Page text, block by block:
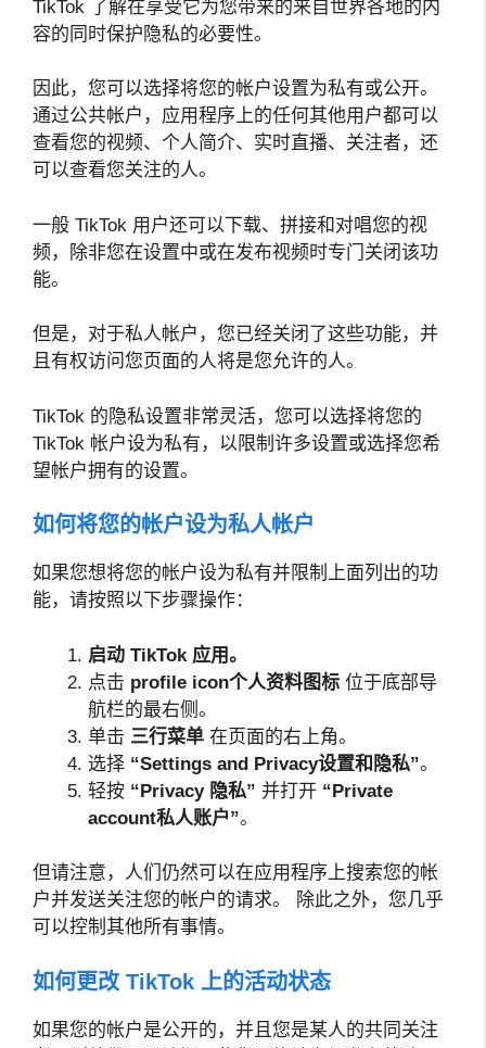
TikTok 了解在享受它为您带来的来自世界各地的内
容的同时保护隐私的必要性。
因此，您可以选择将您的帐户设置为私有或公开。
通过公共帐户，应用程序上的任何其他用户都可以
查看您的视频、个人简介、实时直播、关注者，还
可以查看您关注的人。
一般 TikTok 用户还可以下载、拼接和对唱您的视
频，除非您在设置中或在发布视频时专门关闭该功
能。
但是，对于私人帐户，您已经关闭了这些功能，并
且有权访问您页面的人将是您允许的人。
TikTok 的隐私设置非常灵活，您可以选择将您的
TikTok 帐户设为私有，以限制许多设置或选择您希
望帐户拥有的设置。
如何将您的帐户设为私人帐户
如果您想将您的帐户设为私有并限制上面列出的功
能，请按照以下步骤操作：
启动 TikTok 应用。
点击 profile icon个人资料图标 位于底部导
航栏的最右侧。
单击 三行菜单 在页面的右上角。
选择 “Settings and Privacy设置和隐私”。
轻按 “Privacy 隐私” 并打开 “Private
account私人账户”。
但请注意，人们仍然可以在应用程序上搜索您的帐
户并发送关注您的帐户的请求。 除此之外，您几乎
可以控制其他所有事情。
如何更改 TikTok 上的活动状态
如果您的帐户是公开的，并且您是某人的共同关注